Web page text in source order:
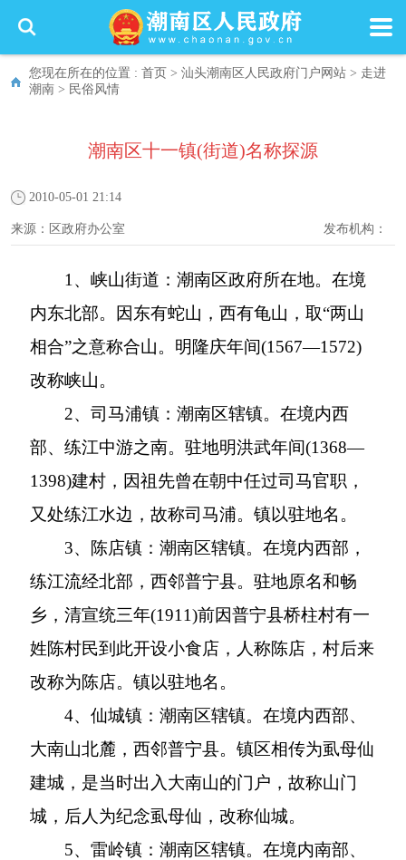
您现在所在的位置 : 首页 > 汕头潮南区人民政府门户网站 > 走进
潮南 > 民俗风情
潮南区十一镇(街道)名称探源
2010-05-01 21:14
来源： 区政府办公室 发布机构：
1 、峡山街道：潮南区政府所在地。在境
内东北部。因东有蛇山，西有龟山，取“两山
相合”之意称合山。明隆庆年间(1567—1572)
改称峡山。
2、司马浦镇：潮南区辖镇。在境内西
部、练江中游之南。驻地明洪武年间(1368—
1398)建村，因祖先曾在朝中任过司马官职，
又处练江水边，故称司马浦。镇以驻地名。
3、陈店镇：潮南区辖镇。在境内西部，
练江流经北部，西邻普宁县。驻地原名和畅
乡，清宣统三年(1911)前因普宁县桥柱村有一
姓陈村民到此开设小食店，人称陈店，村后来
改称为陈店。镇以驻地名。
4、仙城镇：潮南区辖镇。在境内西部、
大南山北麓，西邻普宁县。镇区相传为虱母仙
建城，是当时出入大南山的门户，故称山门
城，后人为纪念虱母仙，改称仙城。
5、雷岭镇：潮南区辖镇。在境内南部、